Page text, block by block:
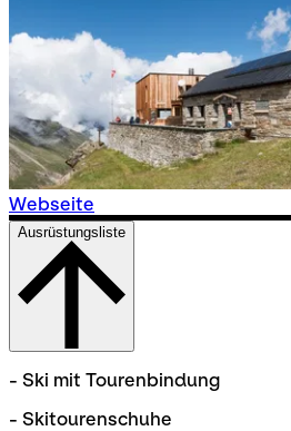
Webseite
Ausrüstungsliste
- Ski mit Tourenbindung
- Skitourenschuhe